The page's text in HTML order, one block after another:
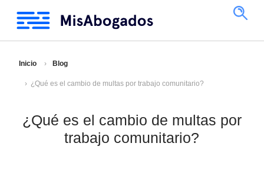
Inicio Blog
¿Qué es el cambio de multas por trabajo comunitario?
¿Qué es el cambio de multas por
trabajo comunitario?